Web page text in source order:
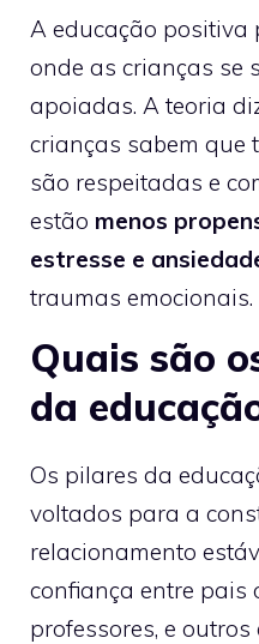
A educação positiva
onde as crianças se
apoiadas. A teoria
crianças sabem que
são respeitadas e
estão menos
estresse e
traumas emocionais.
Quais são
da
Os pilares da
voltados para a
relacionamento
confiança entre pais
professores, e